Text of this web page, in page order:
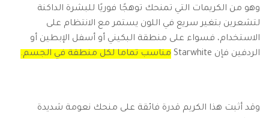
وهو من الكريمات التي تمنحك توهجًا فوريًا للبشرة الداكنة
لتشعرين بتغير سريع في اللون يستمر مع الانتظام على
الاستخدام، فسواء على منطقة البكيني أو أسفل الإبطين أو
الردفين فإن Starwhite
مناسب تماما لكل منطقة في الجسم.
وقد أثبت هذا الكريم قدرة فائقة على منحك نعومة شديدة